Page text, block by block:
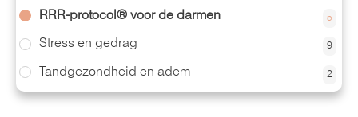
RRR-protocol® voor de darmen 5
Stress en gedrag 9
Tandgezondheid en adem 2